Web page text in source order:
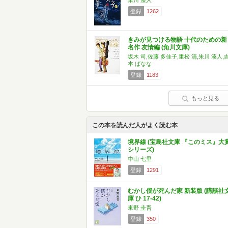
登録
1262
きみが見つける物語 十代のための新
名作 友情編 (角川文庫)
坂木 司,佐藤 多佳子,重松 清,朱川 湊人,
本 ばなな
登録
1183
もっと見る
この本を読んだ人がよく読む本
境界線 (宝島社文庫 『このミス』大
シリーズ)
中山 七里
登録
1291
むかし僕が死んだ家 新装版 (講談社
庫 ひ 17-42)
東野 圭吾
登録
350